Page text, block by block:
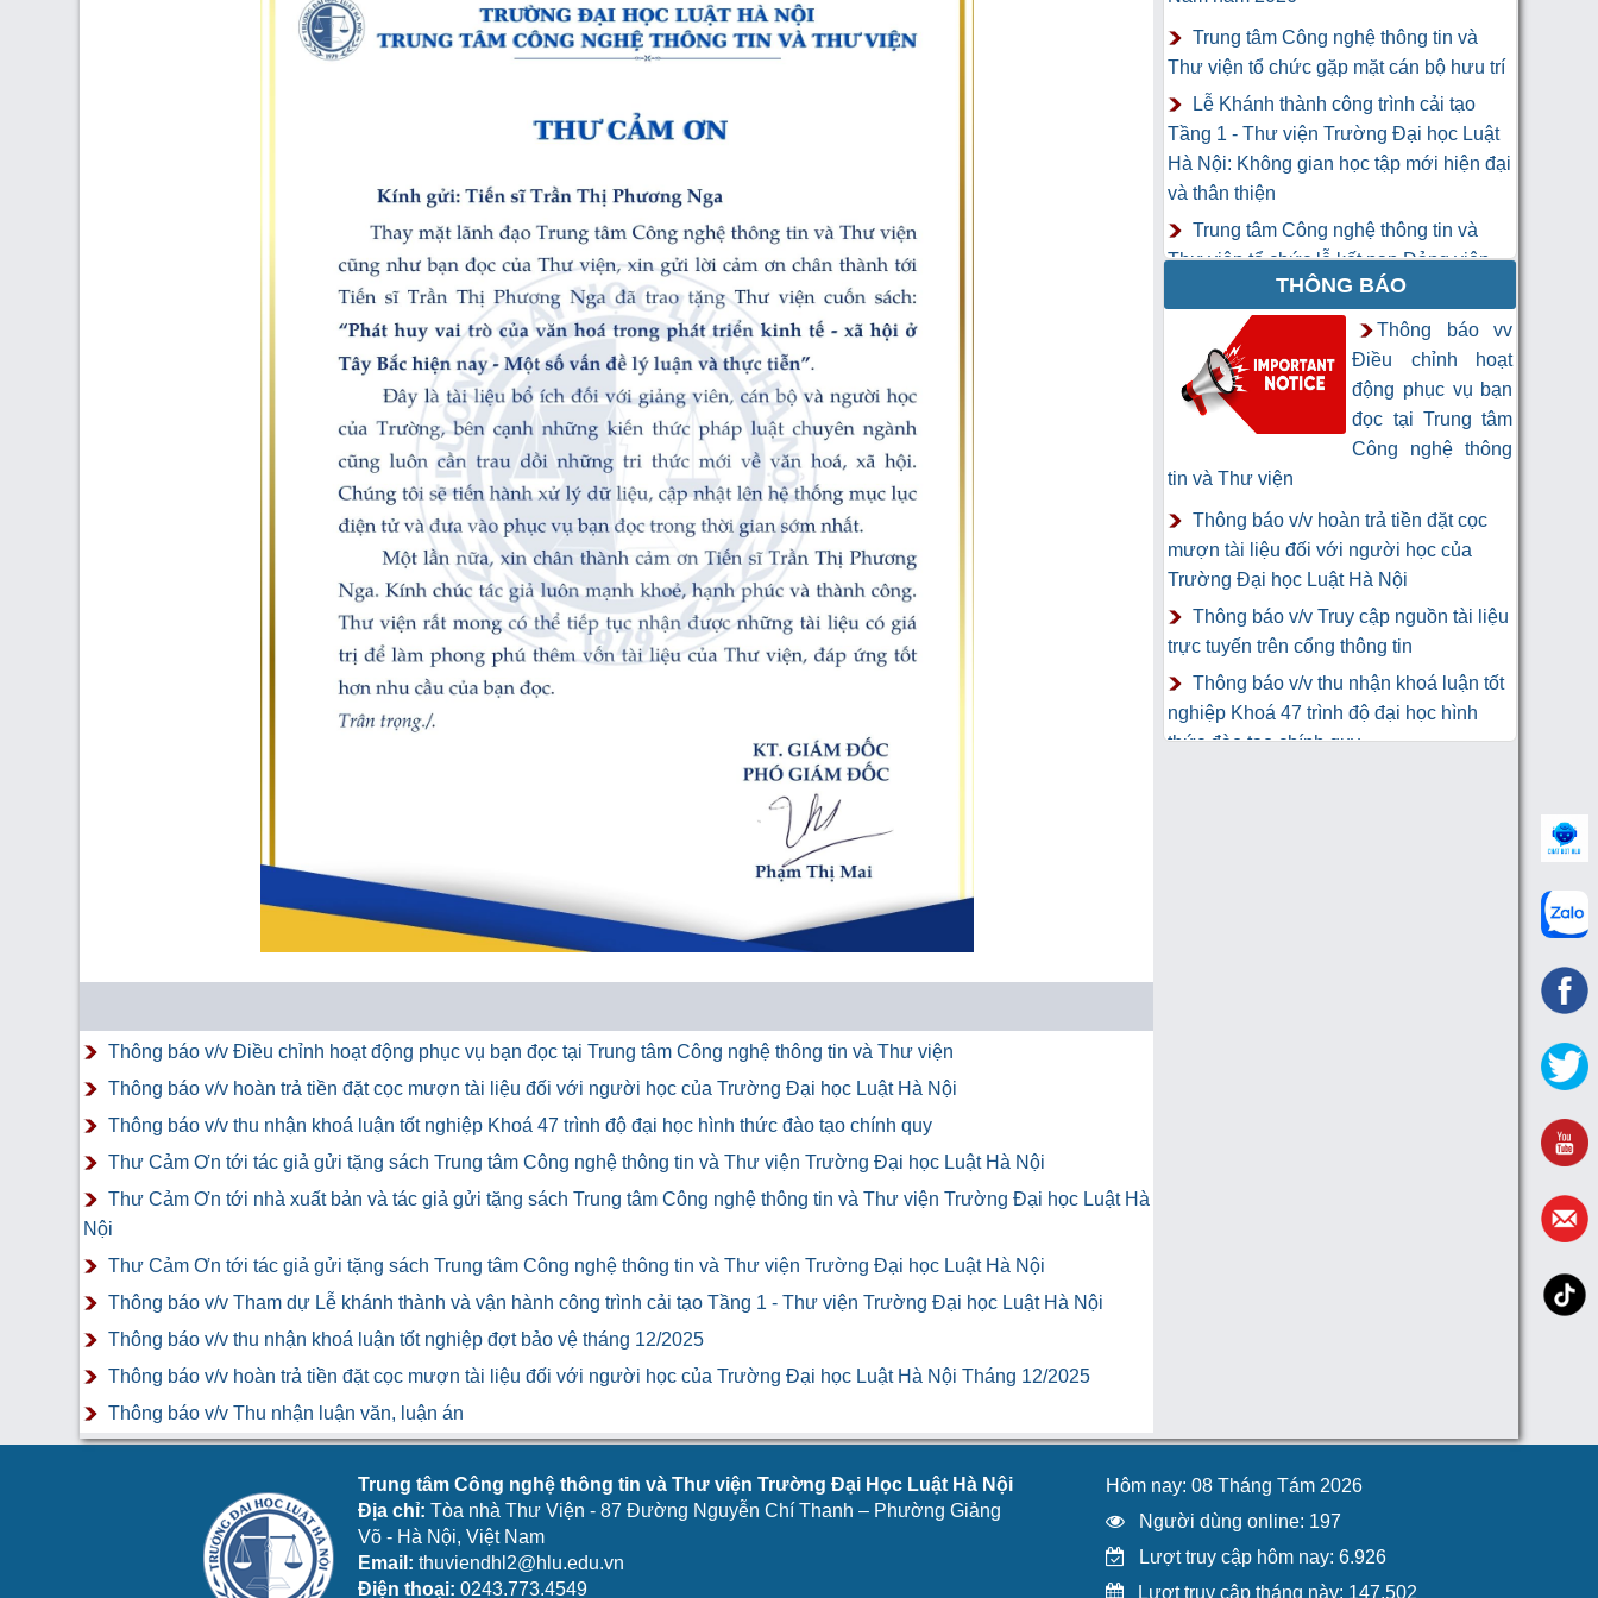
Thông báo v/v Điều chỉnh hoạt động phục vụ bạn đọc tại Trung tâm Công nghệ thông tin và Thư viện
Thông báo v/v hoàn trả tiền đặt cọc mượn tài liệu đối với người học của Trường Đại học Luật Hà Nội
Thông báo v/v thu nhận khoá luận tốt nghiệp Khoá 47 trình độ đại học hình thức đào tạo chính quy
Thư Cảm Ơn tới tác giả gửi tặng sách Trung tâm Công nghệ thông tin và Thư viện Trường Đại học Luật Hà Nội
Thư Cảm Ơn tới nhà xuất bản và tác giả gửi tặng sách Trung tâm Công nghệ thông tin và Thư viện Trường Đại học Luật Hà
Nội
Thư Cảm Ơn tới tác giả gửi tặng sách Trung tâm Công nghệ thông tin và Thư viện Trường Đại học Luật Hà Nội
Thông báo v/v Tham dự Lễ khánh thành và vận hành công trình cải tạo Tầng 1 - Thư viện Trường Đại học Luật Hà Nội
Thông báo v/v thu nhận khoá luận tốt nghiệp đợt bảo vệ tháng 12/2025
Thông báo v/v hoàn trả tiền đặt cọc mượn tài liệu đối với người học của Trường Đại học Luật Hà Nội Tháng 12/2025
Thông báo v/v Thu nhận luận văn, luận án
Trung tâm Công nghệ thông tin và
Thư viện tổ chức gặp mặt cán bộ hưu trí
Lễ Khánh thành công trình cải tạo
Tầng 1 - Thư viện Trường Đại học Luật
Hà Nội: Không gian học tập mới hiện đại
và thân thiện
Trung tâm Công nghệ thông tin và
Thư viện tổ chức lễ kết nạp Đảng viên
Khai mạc Khóa học “Trí tuệ nhân tạo
cho chuyên gia thông tin và thư viện”
THÔNG BÁO
Thông báo vv
Điều chỉnh hoạt
động phục vụ bạn
đọc tại Trung tâm
Công nghệ thông
tin và Thư viện
Thông báo v/v hoàn trả tiền đặt cọc
mượn tài liệu đối với người học của
Trường Đại học Luật Hà Nội
Thông báo v/v Truy cập nguồn tài liệu
trực tuyến trên cổng thông tin
Thông báo v/v thu nhận khoá luận tốt
nghiệp Khoá 47 trình độ đại học hình
thức đào tạo chính quy
Trung tâm Công nghệ thông tin và Thư viện Trường Đại Học Luật Hà Nội
Địa chỉ: Tòa nhà Thư Viện - 87 Đường Nguyễn Chí Thanh – Phường Giảng
Võ - Hà Nội, Việt Nam
Email: thuviendhl2@hlu.edu.vn
Điện thoại: 0243.773.4549
Hôm nay: 08 Tháng Tám 2026
Người dùng online: 197
Lượt truy cập hôm nay: 6.926
Lượt truy cập tháng này: 147.502